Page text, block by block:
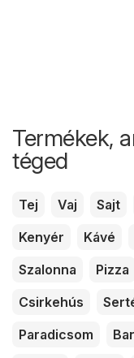
Termékek,
téged
Tej Vaj Sajt
Kenyér
Kávé
Szalonna
Pizza
Csirkehús
Paradicsom